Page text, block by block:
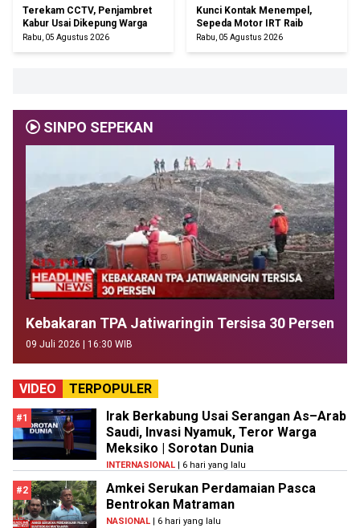
Terekam CCTV, Penjambret
Kabur Usai Dikepung Warga
Rabu, 05 Agustus 2026
Kunci Kontak Menempel,
Sepeda Motor IRT Raib
Rabu, 05 Agustus 2026
SINPO SEPEKAN
Kebakaran TPA Jatiwaringin Tersisa 30 Persen
09 Juli 2026 | 16:30 WIB
VIDEO TERPOPULER
#1
Irak Berkabung Usai Serangan As–Arab
Saudi, Invasi Nyamuk, Teror Warga
Meksiko | Sorotan Dunia
INTERNASIONAL | 6 hari yang lalu
#2
Amkei Serukan Perdamaian Pasca
Bentrokan Matraman
NASIONAL | 6 hari yang lalu